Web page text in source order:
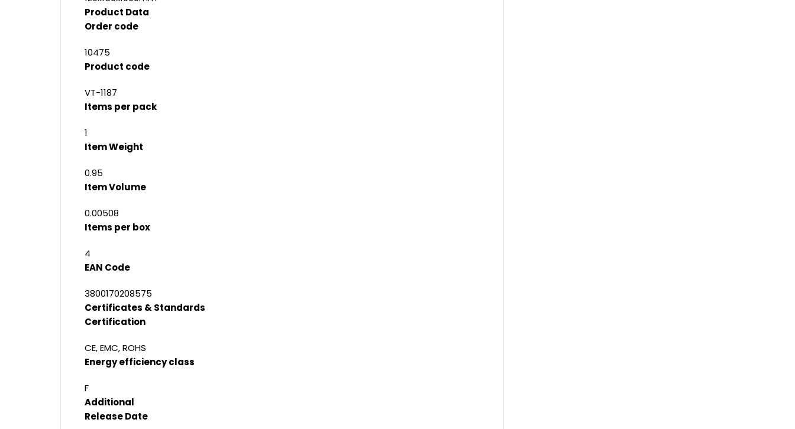
Product Data
Order code
10475
Product code
VT-1187
Items per pack
1
Item Weight
0.95
Item Volume
0.00508
Items per box
4
EAN Code
3800170208575
Certificates & Standards
Certification
CE, EMC, ROHS
Energy efficiency class
F
Additional
Release Date